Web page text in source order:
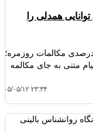
همدلی را
گزارش نشریه آتلانتیک درباره کاهش ۲۸ درصدی مکالمات روزمره؛
متنی به جای مکالمه
۱۴۰۵/۰۵/۱۲